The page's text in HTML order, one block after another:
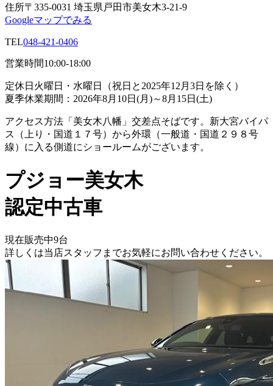
住所〒335-0031 埼玉県戸田市美女木3-21-9
Googleマップでみる
TEL048-421-0406
営業時間10:00-18:00
定休日 火曜日・水曜日（祝日と2025年12月3日を除く）
夏季休業期間：2026年8月10日(月)～8月15日(土)
アクセス方法 「美女木八幡」交差点そばです。新大宮バイパ
ス（上り・国道１７号）から外環（一般道・国道２９８号
線）に入る側道にショールームがございます。
プジョー美女木
認定中古車
現在販売中9台
詳しくは当店スタッフまでお気軽にお問い合わせください。